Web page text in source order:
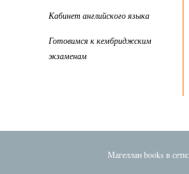
Кабинет английского языка
Готовимся к кембриджским
экзаменам
Магеллан books в сети: